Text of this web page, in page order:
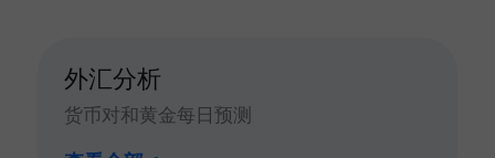
外汇分析
货币对和黄金每日预测